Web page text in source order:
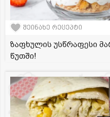
შეინახე რეცეპტი
ზაფხულის უსწრაფესი
წუთში!